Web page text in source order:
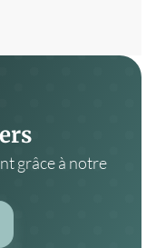
grâce à notre